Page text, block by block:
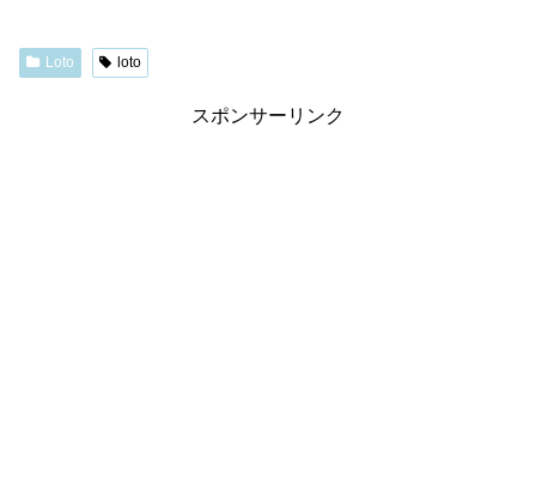
Loto loto
スポンサーリンク